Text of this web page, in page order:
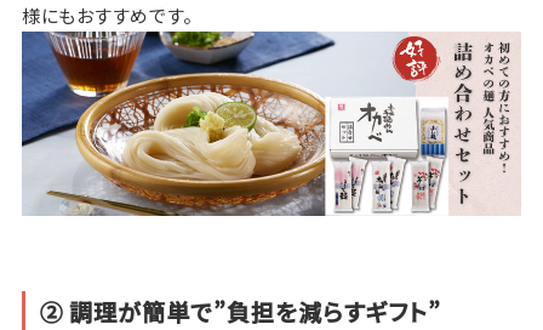
様にもおすすめです。
② 調理が簡単で”負担を減らすギフト”